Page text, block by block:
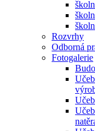
Rozvrhy
Odborná
Fotogalerie